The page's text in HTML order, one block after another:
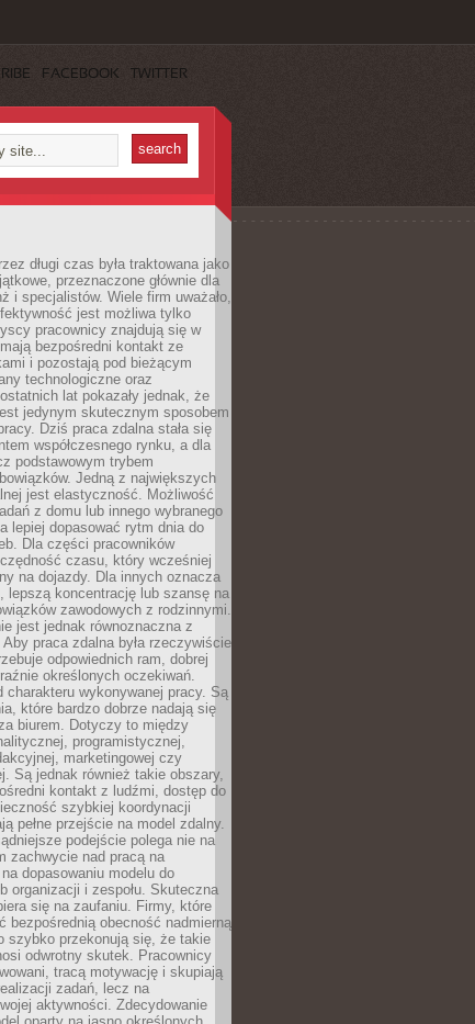
FACEBOOK TWITTER
długi czas była traktowana jako
przeznaczone głównie dla
i specjalistów. Wiele firm uważało,
jest możliwa tylko
pracownicy znajdują się w
bezpośredni kontakt ze
i pozostają pod bieżącym
technologiczne oraz
lat pokazały jednak, że
jedynym skutecznym sposobem
Dziś praca zdalna stała się
współczesnego rynku, a dla
podstawowym trybem
Jedną z największych
jest elastyczność. Możliwość
z domu lub innego wybranego
lepiej dopasować rytm dnia do
Dla części pracowników
czasu, który wcześniej
na dojazdy. Dla innych oznacza
lepszą koncentrację lub szansę na
zawodowych z rodzinnymi.
jest jednak równoznaczna z
praca zdalna była rzeczywiście
odpowiednich ram, dobrej
określonych oczekiwań.
charakteru wykonywanej pracy. Są
które bardzo dobrze nadają się
biurem. Dotyczy to między
programistycznej,
marketingowej czy
Są jednak również takie obszary,
kontakt z ludźmi, dostęp do
szybkiej koordynacji
pełne przejście na model zdalny.
podejście polega nie na
zachwycie nad pracą na
dopasowaniu modelu do
organizacji i zespołu. Skuteczna
się na zaufaniu. Firmy, które
bezpośrednią obecność nadmierną
szybko przekonują się, że takie
odwrotny skutek. Pracownicy
tracą motywację i skupiają
zadań, lecz na
aktywności. Zdecydowanie